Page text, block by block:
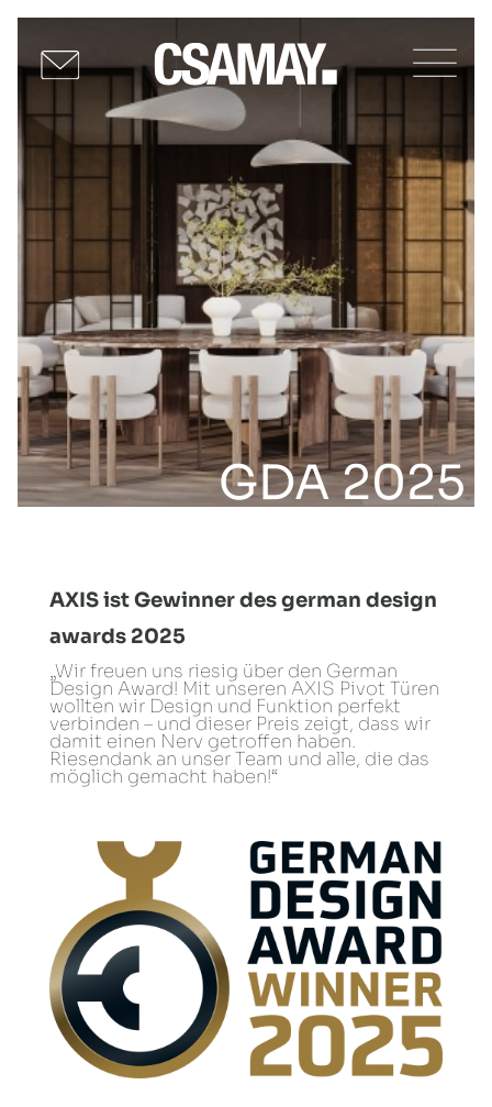
GDA 2025
AXIS ist Gewinner des german design
awards 2025
„Wir freuen uns riesig über den German
Design Award! Mit unseren AXIS Pivot Türen
wollten wir Design und Funktion perfekt
verbinden – und dieser Preis zeigt, dass wir
damit einen Nerv getroffen haben.
Riesendank an unser Team und alle, die das
möglich gemacht haben!“